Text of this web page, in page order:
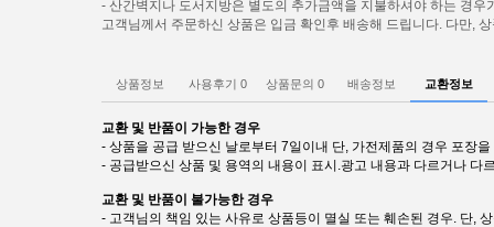
- 산간벽지나 도서지방은 별도의 추가금액을 지불하셔야 하는 경우
고객님께서 주문하신 상품은 입금 확인후 배송해 드립니다. 다만,
상품정보 사용후기 0 상품문의 0 배송정보 교환정보
교환 및 반품이 가능한 경우
- 상품을 공급 받으신 날로부터 7일이내 단, 가전제품의 경우 포장
- 공급받으신 상품 및 용역의 내용이 표시.광고 내용과 다르거나
교환 및 반품이 불가능한 경우
- 고객님의 책임 있는 사유로 상품등이 멸실 또는 훼손된 경우. 단,